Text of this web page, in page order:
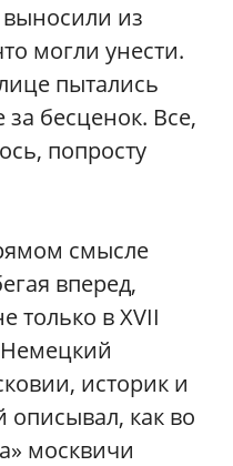
из
могли унести.
пытались
бесценок. Все,
попросту
смысле
вперед,
только в XVII
Немецкий
историк и
как во
москвичи